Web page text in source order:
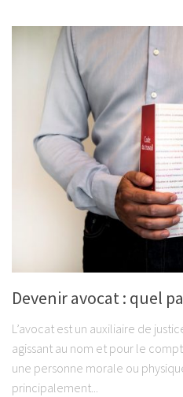
Devenir avocat : quel
L’avocat est un auxiliaire de
agissant au nom et pour le
une personne morale ou
principalement...